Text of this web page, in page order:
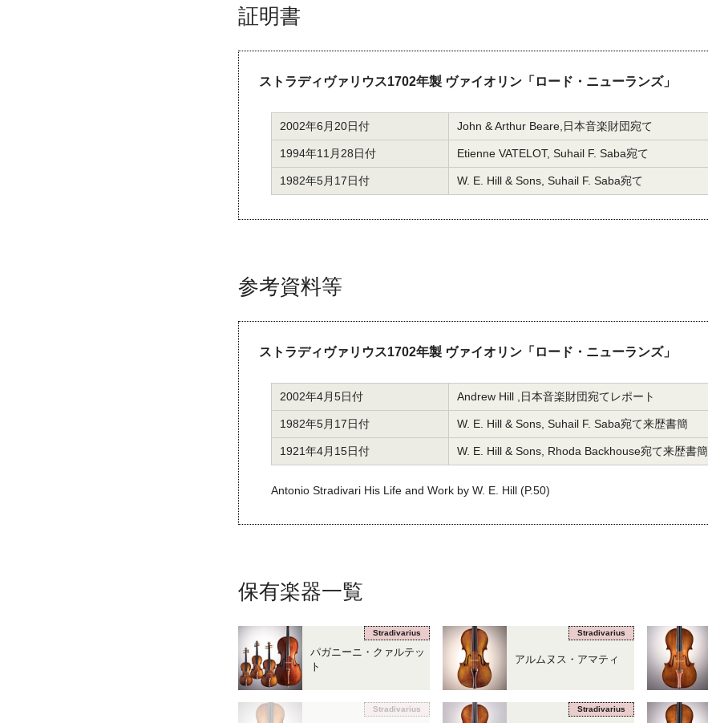
証明書
ストラディヴァリウス1702年製 ヴァイオリン「ロード・ニューランズ」
2002年6月20日付 John & Arthur Beare,日本音楽財団宛て
1994年11月28日付 Etienne VATELOT, Suhail F. Saba宛て
1982年5月17日付 W. E. Hill & Sons, Suhail F. Saba宛て
参考資料等
ストラディヴァリウス1702年製 ヴァイオリン「ロード・ニューランズ」
2002年4月5日付 Andrew Hill ,日本音楽財団宛てレポート
1982年5月17日付 W. E. Hill & Sons, Suhail F. Saba宛て来歴書簡
1921年4月15日付 W. E. Hill & Sons, Rhoda Backhouse宛て来歴書簡
Antonio Stradivari His Life and Work by W. E. Hill (P.50)
保有楽器一覧
Stradivarius
パガニーニ・クァルテッ
ト
Stradivarius
アルムヌス・アマティ
Stradivarius Stradivarius